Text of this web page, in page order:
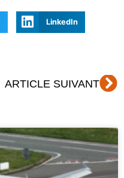
LinkedIn
ARTICLE SUIVANT